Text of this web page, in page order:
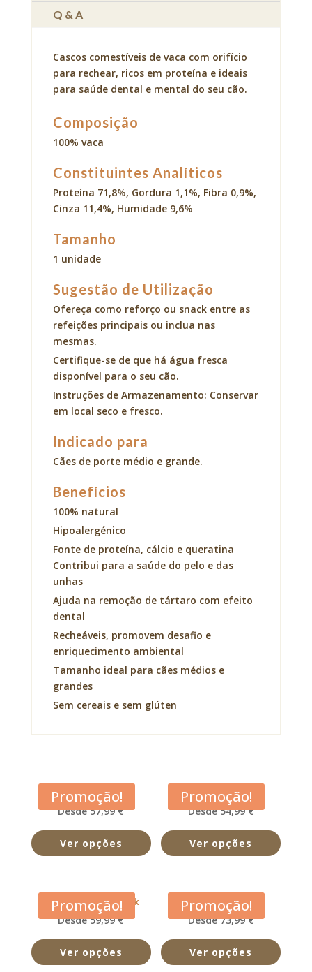
Q & A
Cascos comestíveis de vaca com orifício
para rechear, ricos em proteína e ideais
para saúde dental e mental do seu cão.
Composição
100% vaca
Constituintes Analíticos
Proteína 71,8%, Gordura 1,1%, Fibra 0,9%,
Cinza 11,4%, Humidade 9,6%
Tamanho
1 unidade
Sugestão de Utilização
Ofereça como reforço ou snack entre as
refeições principais ou inclua nas
mesmas.
Certifique-se de que há água fresca
disponível para o seu cão.
Instruções de Armazenamento: Conservar
em local seco e fresco.
Indicado para
Cães de porte médio e grande.
Benefícios
100% natural
Hipoalergénico
Fonte de proteína, cálcio e queratina
Contribui para a saúde do pelo e das
unhas
Ajuda na remoção de tártaro com efeito
dental
Recheáveis, promovem desafio e
enriquecimento ambiental
Tamanho ideal para cães médios e
grandes
Sem cereais e sem glúten
Promoção!
Acana Adult Dog
Desde 57,99 €
Ver opções
Promoção!
Acana Classic Red
Desde 54,99 €
Ver opções
Promoção!
Acana Free Run Duck
Desde 59,99 €
Ver opções
Promoção!
Acana Grasslands
Desde 73,99 €
Ver opções